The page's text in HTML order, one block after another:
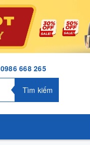
0986 668 265
Tìm kiếm